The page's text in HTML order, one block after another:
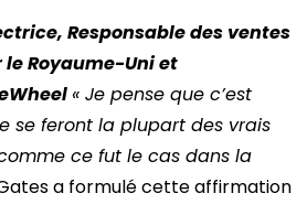
Responsable des ventes
Royaume-Uni et
« Je pense que c’est
se feront la plupart des vrais
ce fut le cas dans la
a formulé cette affirmation